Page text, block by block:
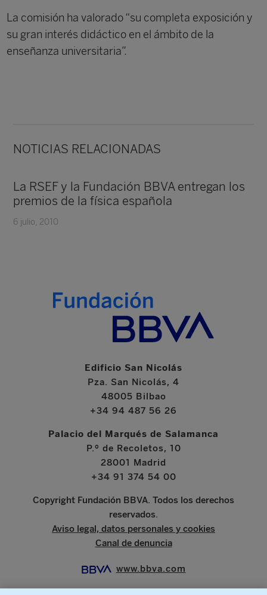
La comisión ha valorado “su completa exposición y
su gran interés didáctico en el ámbito de la
enseñanza universitaria”.
NOTICIAS RELACIONADAS
La RSEF y la Fundación BBVA entregan los
premios de la física española
6 julio, 2010
Edificio San Nicolás
Pza. San Nicolás, 4
48005 Bilbao
+34 94 487 56 26
Palacio del Marqués de Salamanca
P.º de Recoletos, 10
28001 Madrid
+34 91 374 54 00
Copyright Fundación BBVA. Todos los derechos
reservados.
Aviso legal, datos personales y cookies
Canal de denuncia
www.bbva.com